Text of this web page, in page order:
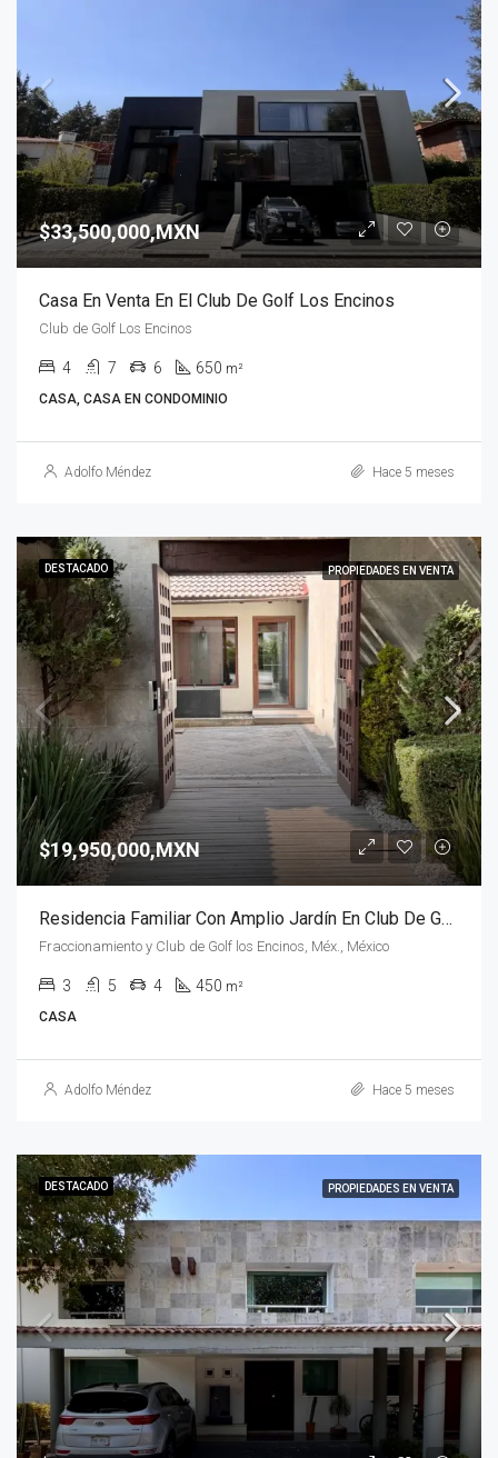
$33,500,000,MXN
Casa En Venta En El Club De Golf Los Encinos
Club de Golf Los Encinos
4 7 6 650 m²
CASA, CASA EN CONDOMINIO
Adolfo Méndez Hace 5 meses
DESTACADO PROPIEDADES EN VENTA
$19,950,000,MXN
Residencia Familiar Con Amplio Jardín En Club De Golf Los Encinos
Fraccionamiento y Club de Golf los Encinos, Méx., México
3 5 4 450 m²
CASA
Adolfo Méndez Hace 5 meses
DESTACADO PROPIEDADES EN VENTA